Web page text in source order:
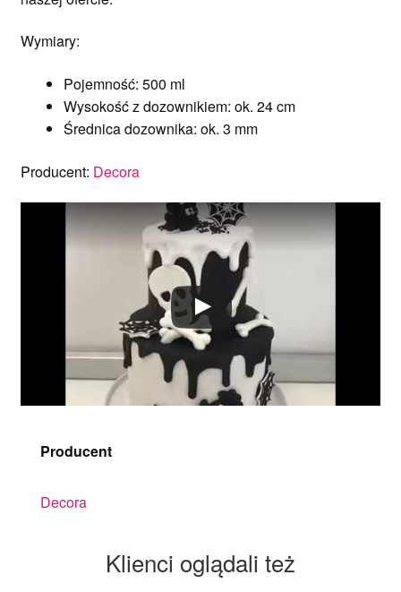
Wymiary:
Pojemność: 500 ml
Wysokość z dozownikiem: ok. 24 cm
Średnica dozownika: ok. 3 mm
Producent: Decora
Producent
Decora
Klienci oglądali też